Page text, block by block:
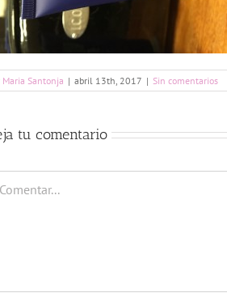
Maria Santonja | abril 13th, 2017 | Sin comentarios
tu comentario